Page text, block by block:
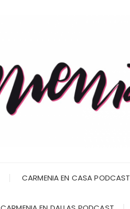
CARMENIA EN CASA PODCAST